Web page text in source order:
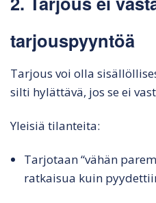
tarjouspyyntöä
Tarjous voi olla
silti hylättävä, jos se ei
Yleisiä tilanteita:
Tarjotaan “vähän
ratkaisua kuin